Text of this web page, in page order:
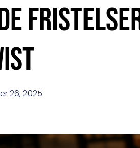
26, 2025